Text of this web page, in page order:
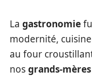
La gastronomie
modernité,
au four
nosgrands-mères